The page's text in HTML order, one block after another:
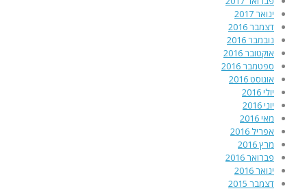
ינואר 2017
דצמבר 2016
נובמבר 2016
אוקטובר 2016
ספטמבר 2016
אוגוסט 2016
יולי 2016
יוני 2016
מאי 2016
אפריל 2016
מרץ 2016
פברואר 2016
ינואר 2016
דצמבר 2015